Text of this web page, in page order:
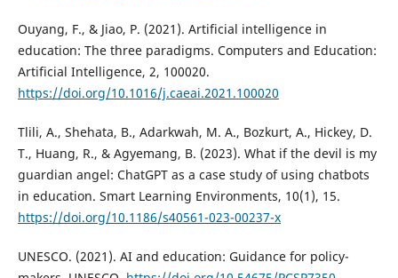
Ouyang, F., & Jiao, P. (2021). Artificial intelligence in
education: The three paradigms. Computers and Education:
Artificial Intelligence, 2, 100020.
https://doi.org/10.1016/j.caeai.2021.100020
Tlili, A., Shehata, B., Adarkwah, M. A., Bozkurt, A., Hickey, D.
T., Huang, R., & Agyemang, B. (2023). What if the devil is my
guardian angel: ChatGPT as a case study of using chatbots
in education. Smart Learning Environments, 10(1), 15.
https://doi.org/10.1186/s40561-023-00237-x
UNESCO. (2021). AI and education: Guidance for policy-